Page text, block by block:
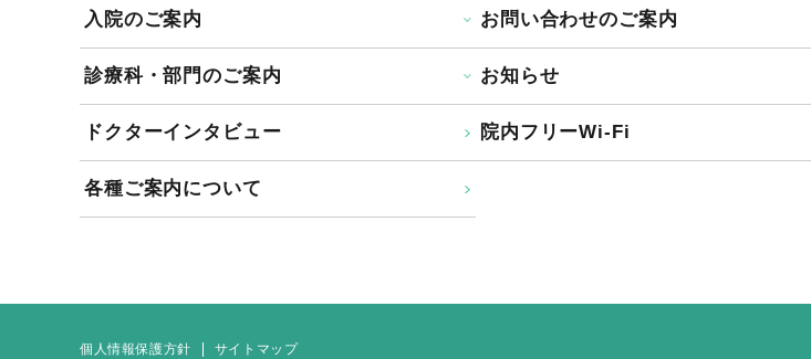
入院のご案内
診療科・部門のご案内
ドクターインタビュー
各種ご案内について
お問い合わせのご案内
お知らせ
院内フリーWi-Fi
個人情報保護方針 サイトマップ